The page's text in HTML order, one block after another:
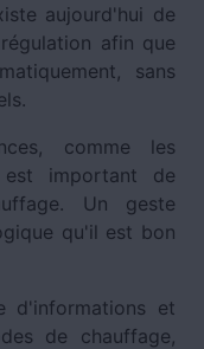
aujourd'hui de
afin que
sans
comme les
important de
Un geste
qu'il est bon
d'informations et
de chauffage,